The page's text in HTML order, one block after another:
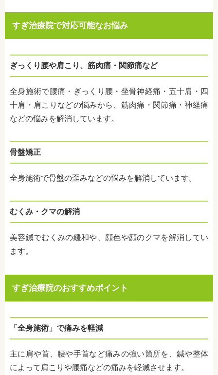
すぎ治療院で対応可能なお悩み
ぎっくり腰や肩こり、筋肉痛・関節痛など
全身施術で腰痛・ぎっくり腰・坐骨神経痛・五十肩・四
十肩・肩こりなどの悩みから、筋肉痛・関節痛・神経痛
などの悩みを解消しています。
骨盤矯正
全身施術で骨盤の歪みなどの悩みを解消しています。
むくみ・クマの解消
美容鍼でむくみの緩和や、顔色や顔のクマを解消してい
ます。
すぎ治療院のおすすめポイント
「全身施術」で痛みを軽減
主に肩や首、腰や手首など痛みの強い箇所を、鍼や整体
によって肩こりや腰痛などの痛みを軽減させます。